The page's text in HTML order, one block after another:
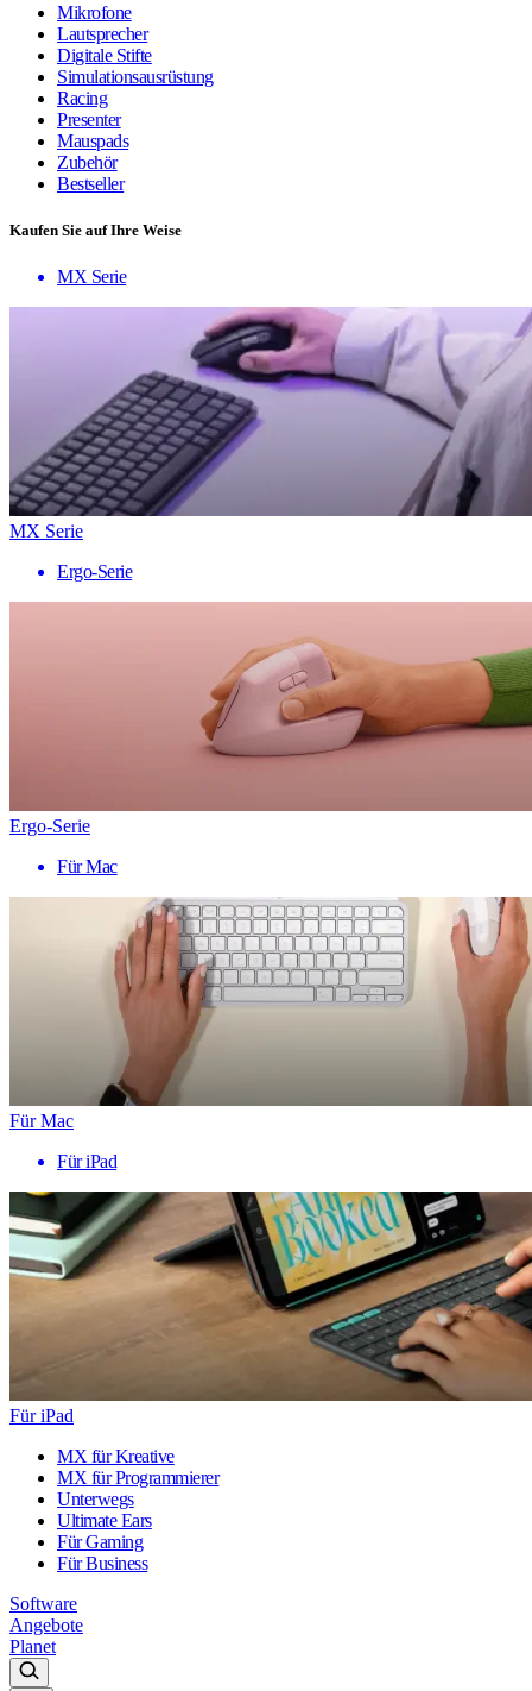
Mikrofone
Lautsprecher
Digitale Stifte
Simulationsausrüstung
Racing
Presenter
Mauspads
Zubehör
Bestseller
Kaufen Sie auf Ihre Weise
MX Serie
MX Serie
Ergo-Serie
Ergo-Serie
Für Mac
Für Mac
Für iPad
Für iPad
MX für Kreative
MX für Programmierer
Unterwegs
Ultimate Ears
Für Gaming
Für Business
Software
Angebote
Planet